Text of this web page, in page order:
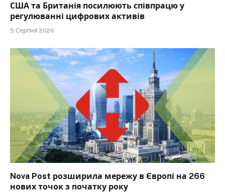
США та Британія посилюють співпрацю у
регулюванні цифрових активів
5 Серпня 2026
Nova Post розширила мережу в Європі на 266
нових точок з початку року